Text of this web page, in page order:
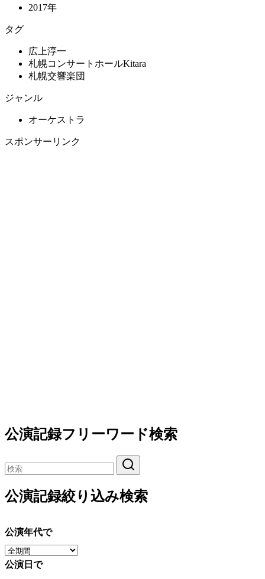
2017年
タグ
広上淳一
札幌コンサートホールKitara
札幌交響楽団
ジャンル
オーケストラ
スポンサーリンク
公演記録フリーワード検索
公演記録絞り込み検索
公演年代で
公演日で